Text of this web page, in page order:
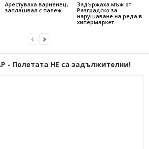
Арестуваха варненец,
заплашвал с палеж
Задържаха мъж от
Разградско за
нарушаване на реда в
хипермаркет
- Полетата НЕ са задължителни!